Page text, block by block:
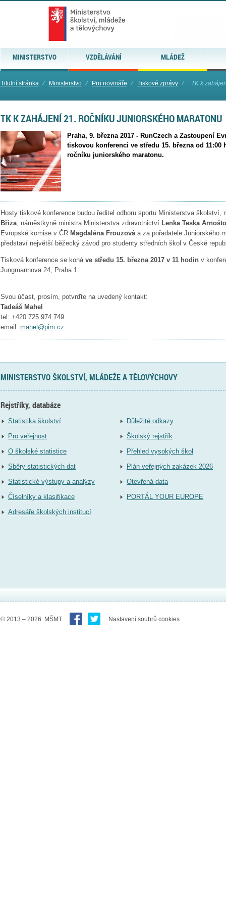
MINISTERSTVO VZDĚLÁVÁNÍ MLÁDEŽ
Titulní stránka ⁄ Ministerstvo ⁄ Pro novináře ⁄ Tiskové zprávy ⁄ TK k
TK K ZAHÁJENÍ 21. ROČNÍKU JUNIORSKÉHO MARATONU
Praha, 9. března 2017 - RunCzech a Zastoupení
tiskovou konferenci ve středu 15. března od
ročníku juniorského maratonu.
Hosty tiskové konference budou ředitel odboru sportu Ministerstva
Bříza, náměstkyně ministra Ministerstva zdravotnictví Lenka Teska
Evropské komise v ČR Magdaléna Frouzováa za pořadatele Juniorského
představí největší běžecký závod pro studenty středních škol v České
Tisková konference se koná ve středu 15. března 2017 v 11 hodinv
Jungmannova 24, Praha 1.
Svou účast, prosím, potvrďte na uvedený kontakt:
Tadeáš Mahel
tel: +420 725 974 749
email: mahel@pim.cz
MINISTERSTVO ŠKOLSTVÍ, MLÁDEŽE A TĚLOVÝCHOVY
Rejstříky, databáze
Statistika školství
Pro veřejnost
O školské statistice
Sběry statistických dat
Statistické výstupy a analýzy
Číselníky a klasifikace
Adresáře školských institucí
Důležité odkazy
Školský rejstřík
Přehled vysokých škol
Plán veřejných zakázek 2026
Otevřená data
PORTÁL YOUR EUROPE
© 2013 – 2026 MŠMT Nastavení soubrů cookies